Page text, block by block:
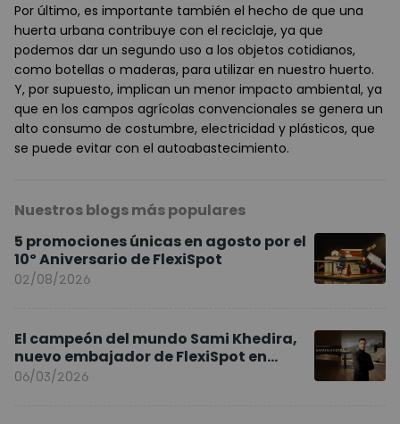
Por último, es importante también el hecho de que una
huerta urbana contribuye con el reciclaje, ya que
podemos dar un segundo uso a los objetos cotidianos,
como botellas o maderas, para utilizar en nuestro huerto.
Y, por supuesto, implican un menor impacto ambiental, ya
que en los campos agrícolas convencionales se genera un
alto consumo de costumbre, electricidad y plásticos, que
se puede evitar con el autoabastecimiento.
Nuestros blogs más populares
5 promociones únicas en agosto por el
10º Aniversario de FlexiSpot
02/08/2026
El campeón del mundo Sami Khedira,
nuevo embajador de FlexiSpot en
Europa
06/03/2026